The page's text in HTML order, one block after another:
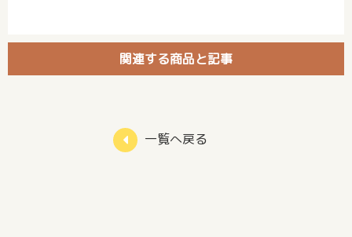
関連する商品と記事
一覧へ戻る